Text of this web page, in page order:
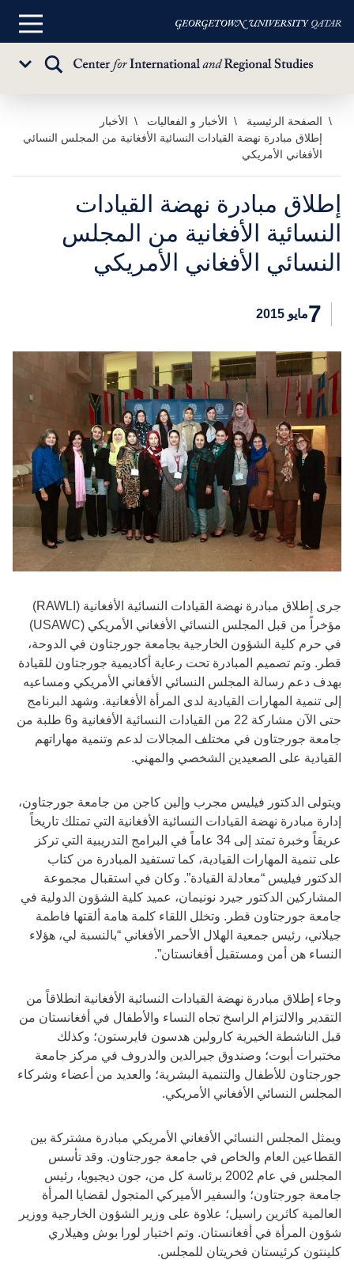
تخطي
المحتوى
الرئيسي
القائمة
تبديل
الصفحة الرئيسية الأخبار و الفعاليات
الأخبار
إطلاق مبادرة نهضة القيادات النسائية الأفغانية من المجلس النسائي
الأفغاني الأمريكي
إطلاق مبادرة نهضة القيادات
النسائية الأفغانية من المجلس
النسائي الأفغاني الأمريكي
7مايو 2015
جرى إطلاق مبادرة نهضة القيادات النسائية الأفغانية (RAWLI)
مؤخراً من قبل المجلس النسائي الأفغاني الأمريكي (USAWC)
في حرم كلية الشؤون الخارجية بجامعة جورجتاون في الدوحة،
قطر. وتم تصميم المبادرة تحت رعاية أكاديمية جورجتاون للقيادة
بهدف دعم رسالة المجلس النسائي الأفغاني الأمريكي ومساعيه
إلى تنمية المهارات القيادية لدى المرأة الأفغانية. وشهد البرنامج
حتى الآن مشاركة 22 من القيادات النسائية الأفغانية و6 طلبة من
جامعة جورجتاون في مختلف المجالات لدعم وتنمية مهاراتهم
القيادية على الصعيدين الشخصي والمهني.
ويتولى الدكتور فيليس مجرب وإلين كاجن من جامعة جورجتاون،
إدارة مبادرة نهضة القيادات النسائية الأفغانية التي تمتلك تاريخاً
عريقاً وخبرة تمتد إلى 34 عاماً في البرامج التدريبية التي تركز
على تنمية المهارات القيادية، كما تستفيد المبادرة من كتاب
الدكتور فيليس “معادلة القيادة”. وكان في استقبال مجموعة
المشاركين الدكتور جيرد نونيمان، عميد كلية الشؤون الدولية في
جامعة جورجتاون قطر. وتخلل اللقاء كلمة هامة ألقتها فاطمة
جيلاني، رئيس جمعية الهلال الأحمر الأفغاني “بالنسبة لي، هؤلاء
النساء هن أمن ومستقبل أفغانستان”.
وجاء إطلاق مبادرة نهضة القيادات النسائية الأفغانية انطلاقاً من
التقدير والالتزام الراسخ تجاه النساء والأطفال في أفغانستان من
قبل الناشطة الخيرية كارولين هدسون فايرستون؛ وكذلك
مختبرات أبوت؛ وصندوق جيرالدين والدروف في مركز جامعة
جورجتاون للأطفال والتنمية البشرية؛ والعديد من أعضاء وشركاء
المجلس النسائي الأفغاني الأمريكي.
ويمثل المجلس النسائي الأفغاني الأمريكي مبادرة مشتركة بين
القطاعين العام والخاص في جامعة جورجتاون. وقد تأسس
المجلس في عام 2002 برئاسة كل من، جون ديجيويا، رئيس
جامعة جورجتاون؛ والسفير الأميركي المتجول لقضايا المرأة
العالمية كاثرين راسيل؛ علاوة على وزير الشؤون الخارجية ووزير
شؤون المرأة في أفغانستان. وتم اختيار لورا بوش وهيلاري
كلينتون كرئيستان فخريتان للمجلس.